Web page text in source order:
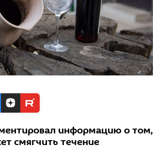
информацию о том,
смягчить течение